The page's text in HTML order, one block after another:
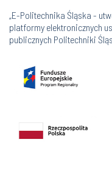
„E-Politechnika Śląska -
platformy elektronicznych
publicznych Politechniki